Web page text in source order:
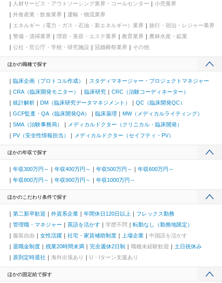
人材サービス・アウトソーシング業界・コールセンター
小売業界
外食産業・飲食業界
運輸・物流業界
エネルギー（電力・ガス・石油・新エネルギー）業界
旅行・宿泊・レジャー業界
警備・清掃業界
理容・美容・エステ業界 教育業界
農林水産・鉱業
公社・官公庁・学校・研究施設
冠婚葬祭業界 その他
ほかの職種で探す
臨床企画（プロトコル作成）
スタディマネージャー・プロジェクトマネジャー
CRA（臨床開発モニター）
臨床研究
CRC（治験コーディネーター）
統計解析
DM（臨床研究データマネジメント）
QC（臨床開発QC）
GCP監査・QA（臨床開発QA）
臨床薬理
MW（メディカルライティング）
SMA（治験事務局）
メディカルドクター（クリニカル・臨床開発）
PV（安全性情報担当）
メディカルドクター（セイフティ・PV）
ほかの年収で探す
年収300万円～ 年収400万円～ 年収500万円～
年収600万円～
年収800万円～
年収900万円～ 年収1000万円～
ほかのこだわり条件で探す
第二新卒歓迎 外資系企業 年間休日120日以上
フレックス勤務
管理職・マネジャー
英語を活かす 学歴不問
転勤なし（勤務地限定）
服装自由
女性活躍 社宅・家賃補助制度 上場企業
中国語を活かす
退職金制度
残業20時間未満 完全週休2日制 職種未経験歓迎
土日祝休み
原則定時退社
海外出張あり U・Iターン支援あり
ほかの固定給で探す